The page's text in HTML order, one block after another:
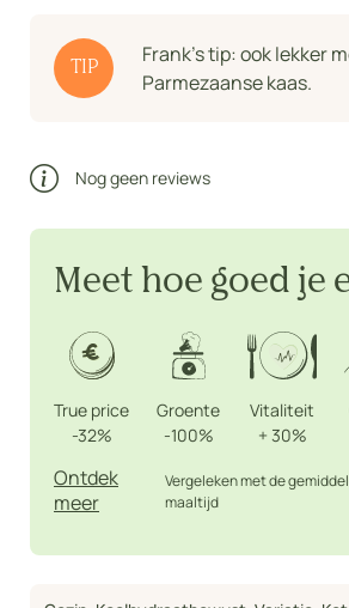
TIP
Frank's tip: ook lekker
Parmezaanse kaas.
Nog geen reviews
Meet hoe goed je
True price
-32%
Groente
-100%
Vitaliteit
+ 30%
Ontdek
meer
Vergeleken met de
maaltijd